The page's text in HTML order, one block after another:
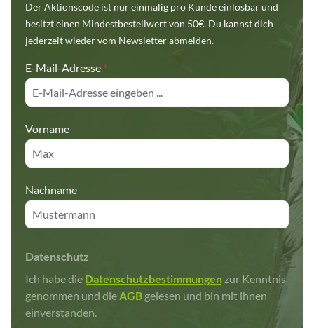
Der Aktionscode ist nur einmalig pro Kunde einlösbar und
besitzt einen Mindestbestellwert von 50€. Du kannst dich
jederzeit wieder vom Newsletter abmelden.
E-Mail-Adresse *
Vorname
Nachname
Datenschutz
Ich habe die Datenschutzbestimmungen zur Kenntnis
genommen und dieAGB gelesen und bin mit ihnen
einverstanden.